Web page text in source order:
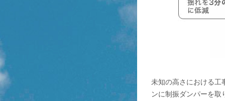
未知の高さにおける工
ンに制振ダンパーを